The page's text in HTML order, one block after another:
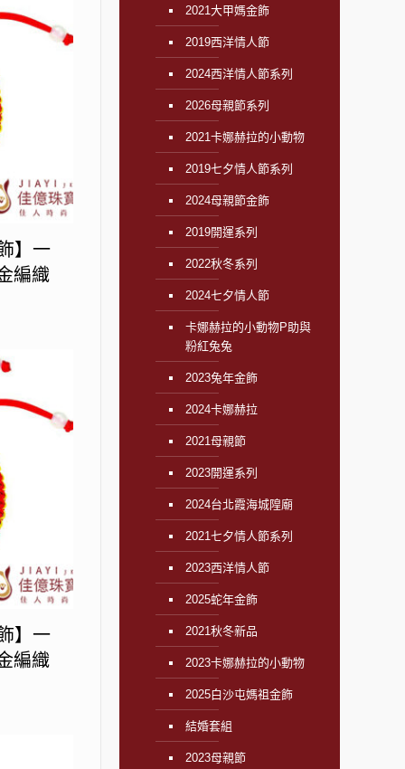
】一
編織
】一
編織
2021大甲媽金飾
2019西洋情人節
2024西洋情人節系列
2026母親節系列
2021卡娜赫拉的小動物
2019七夕情人節系列
2024母親節金飾
2019開運系列
2022秋冬系列
2024七夕情人節
卡娜赫拉的小動物P助與
粉紅兔兔
2023兔年金飾
2024卡娜赫拉
2021母親節
2023開運系列
2024台北霞海城隍廟
2021七夕情人節系列
2023西洋情人節
2025蛇年金飾
2021秋冬新品
2023卡娜赫拉的小動物
2025白沙屯媽祖金飾
結婚套組
2023母親節